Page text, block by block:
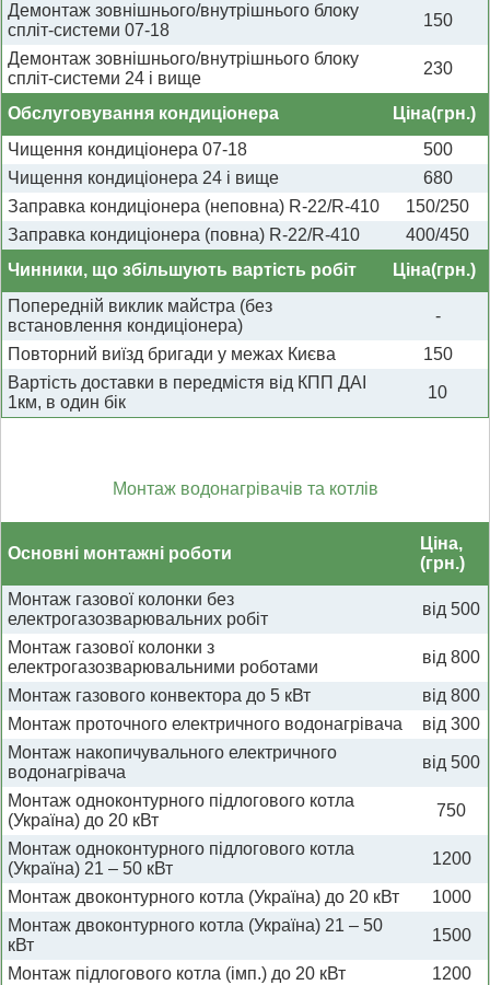
Демонтаж зовнішнього/внутрішнього блоку
спліт-системи 07-18
150
Демонтаж зовнішнього/внутрішнього блоку
спліт-системи 24 і вище
230
Обслуговування кондиціонера
Ціна(грн.)
Чищення кондиціонера 07-18
500
Чищення кондиціонера 24 і вище
680
Заправка кондиціонера (неповна) R-22/R-410
150/250
Заправка кондиціонера (повна) R-22/R-410
400/450
Чинники, що збільшують вартість робіт
Ціна(грн.)
Попередній виклик майстра (без
встановлення кондиціонера)
-
Повторний виїзд бригади у межах Києва
150
Вартість доставки в передмістя від КПП ДАІ
1км, в один бік
10
Монтаж водонагрівачів та котлів
Основні монтажні роботи
Ціна,
(грн.)
Монтаж газової колонки без
електрогазозварювальних робіт
від 500
Монтаж газової колонки з
електрогазозварювальними роботами
від 800
Монтаж газового конвектора до 5 кВт
від 800
Монтаж проточного електричного водонагрівача
від 300
Монтаж накопичувального електричного
водонагрівача
від 500
Монтаж одноконтурного підлогового котла
(Україна) до 20 кВт
750
Монтаж одноконтурного підлогового котла
(Україна) 21 – 50 кВт
1200
Монтаж двоконтурного котла (Україна) до 20 кВт
1000
Монтаж двоконтурного котла (Україна) 21 – 50
кВт
1500
Монтаж підлогового котла (імп.) до 20 кВт
1200